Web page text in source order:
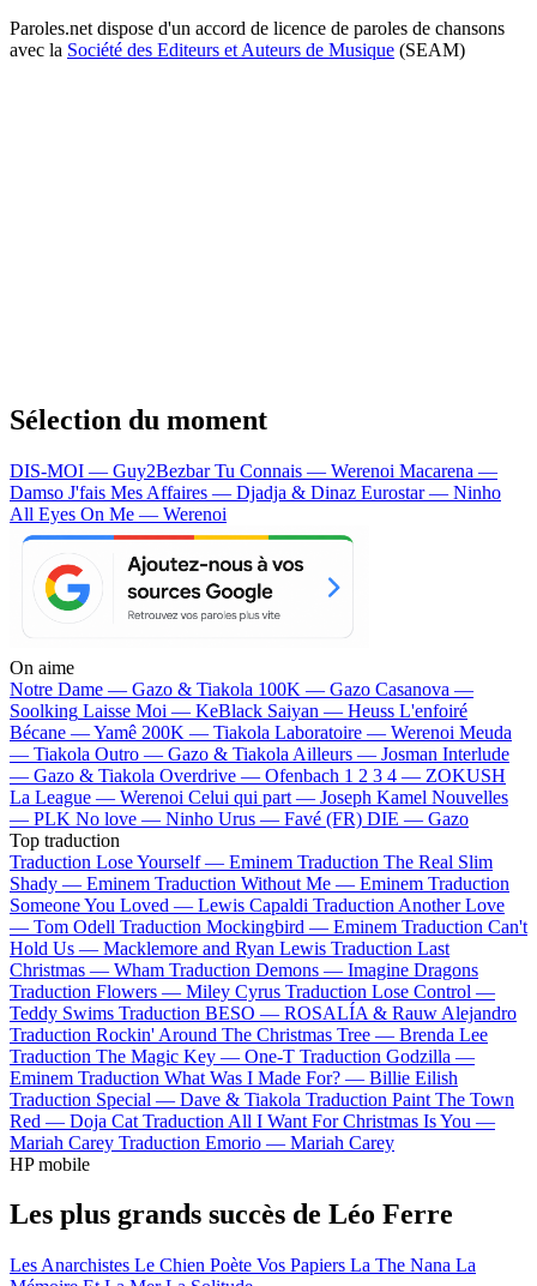
Paroles.net dispose d'un accord de licence de paroles de chansons
avec la Société des Editeurs et Auteurs de Musique (SEAM)
Sélection du moment
DIS-MOI — Guy2BezbarTu Connais — Werenoi Macarena —
Damso J'fais Mes Affaires — Djadja & Dinaz Eurostar — Ninho
All Eyes On Me — Werenoi
On aime
Notre Dame — Gazo & Tiakola 100K — Gazo Casanova —
Soolking Laisse Moi — KeBlack Saiyan — Heuss L'enfoiré
Bécane —Yamê 200K — Tiakola Laboratoire — Werenoi Meuda
— Tiakola Outro — Gazo & Tiakola Ailleurs — Josman Interlude
— Gazo & Tiakola Overdrive — Ofenbach 1 2 3 4 — ZOKUSH
La League — Werenoi Celui qui part — Joseph Kamel Nouvelles
— PLK No love — Ninho Urus — Favé (FR) DIE — Gazo
Top traduction
Traduction Lose Yourself — Eminem Traduction The Real Slim
Shady — Eminem Traduction Without Me — Eminem Traduction
Someone You Loved — Lewis Capaldi Traduction Another Love
— Tom Odell Traduction Mockingbird — Eminem Traduction Can't
Hold Us — Macklemore and Ryan Lewis Traduction Last
Christmas — Wham Traduction Demons — Imagine Dragons
Traduction Flowers — Miley Cyrus Traduction Lose Control —
Teddy Swims Traduction BESO — ROSALÍA & Rauw Alejandro
Traduction Rockin' Around The Christmas Tree — Brenda Lee
Traduction The Magic Key — One-T Traduction Godzilla —
Eminem Traduction What Was I Made For? — Billie Eilish
Traduction Special — Dave & Tiakola Traduction Paint The Town
Red — Doja Cat Traduction All I Want For Christmas Is You —
Mariah Carey Traduction Emorio — Mariah Carey
HP mobile
Les plus grands succès de Léo Ferre
Les Anarchistes Le Chien Poète Vos Papiers La The Nana La